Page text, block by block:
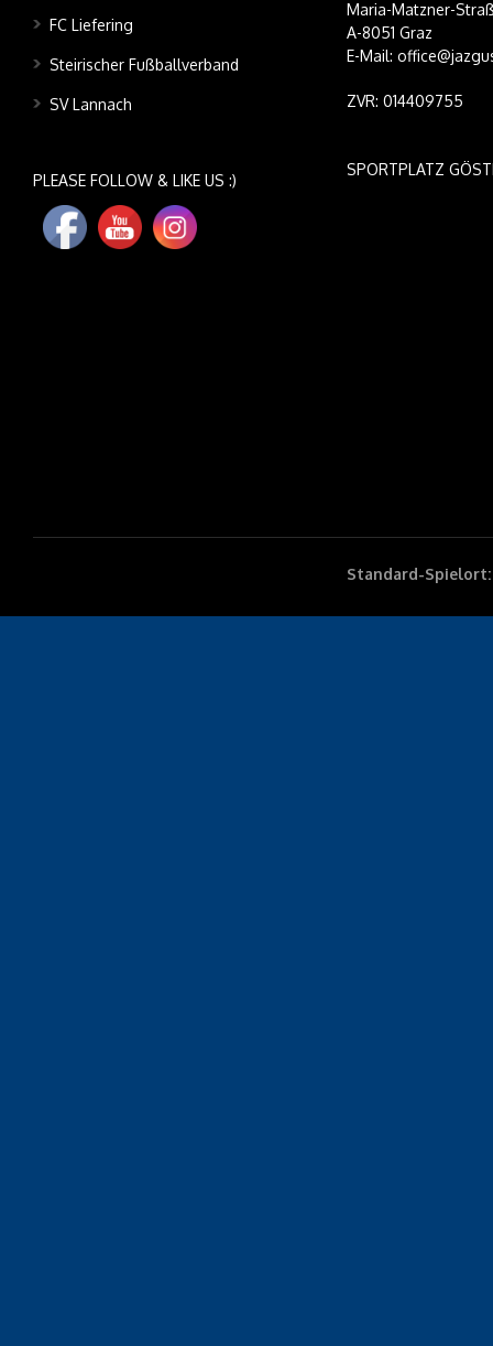
FC Liefering
Steirischer Fußballverband
SV Lannach
PLEASE FOLLOW & LIKE US :)
Maria-Matzner-
A-8051 Graz
E-Mail:
ZVR: 014409755
SPORTPLATZ
Standard-Spielort: